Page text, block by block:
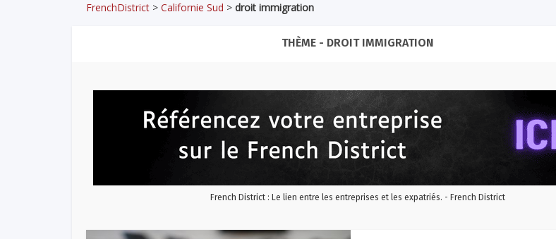
FrenchDistrict > Californie Sud > droit immigration
THÈME - DROIT IMMIGRATION
French District : Le lien entre les entreprises et les expatriés. - French District